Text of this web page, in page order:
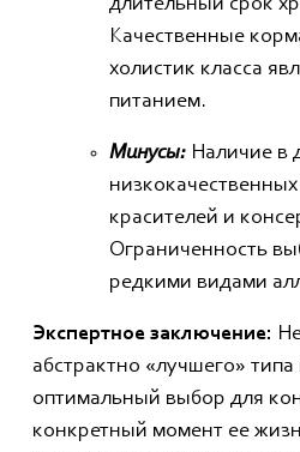
длительный срок
Качественные
холистик класса
питанием.
Минусы: Наличие в
красителей и
Ограниченность
редкими видами
Экспертное заключение:
абстрактно «лучшего»
оптимальный выбор для
конкретный момент ее